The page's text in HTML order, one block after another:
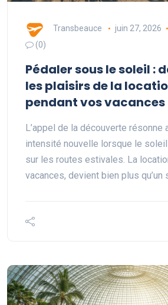
Transbeauce juin 27, 2026
(0)
Pédaler sous le soleil :
les plaisirs de la
pendant vos vacances
L’appel de la découverte résonne
intensité nouvelle lorsque le
sur les routes estivales. La
vacances, devient bien plus qu’un